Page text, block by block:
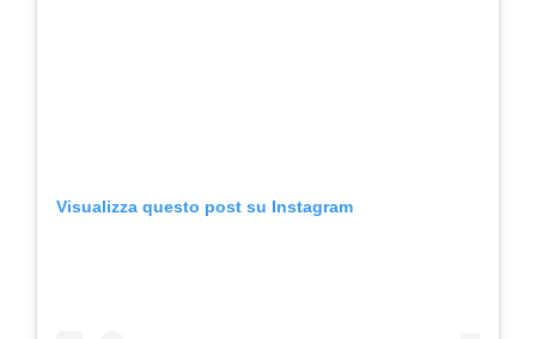
Visualizza questo post su Instagram